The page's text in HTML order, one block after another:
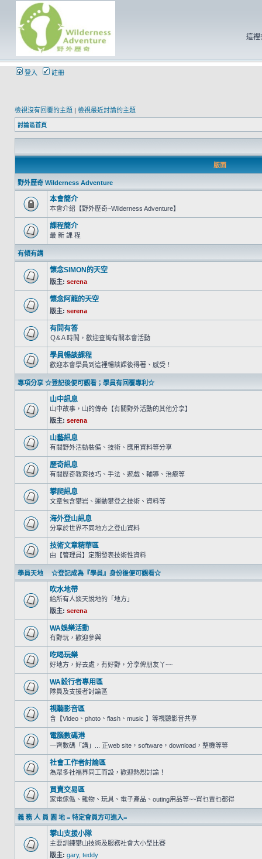
這裡
登入 註冊
檢視沒有回覆的主題 | 檢視最近討論的主題
討論區首頁
版面
野外歷奇 Wilderness Adventure
本會簡介
本會介紹【野外歷奇~Wilderness Adventure】
課程簡介
最 新 課 程
有傾有講
懷念SIMON的天空
版主: serena
懷念阿龍的天空
版主: serena
有問有答
Ｑ&Ａ時間，歡迎查詢有關本會活動
學員暢談課程
歡迎本會學員到這裡暢談課後得著、感受！
專項分享 ☆登記後便可觀看；學員有回覆專利☆
山中訊息
山中故事，山的傳奇【有關野外活動的其他分享】
版主: serena
山藝訊息
有關野外活動裝備、技術、應用資料等分享
歷奇訊息
有關歷奇教育技巧、手法、遊戲、輔導、治療等
攀爬訊息
文章包含攀岩、運動攀登之技術、資料等
海外登山訊息
分享於世界不同地方之登山資料
技術文章精華區
由【管理員】定期發表技術性資料
學員天地 ☆登記成為『學員』身份後便可觀看☆
吹水地帶
給所有人談天說地的「地方」
版主: serena
WA娛樂活動
有野玩，歡迎參與
吃喝玩樂
好地方，好去處，有好野，分享俾朋友丫~~
WA毅行者專用區
隊員及支援者討論區
視聽影音區
含【Video、photo、flash、music 】等視聽影音共享
電腦數碼港
一齊數碼「講」... 正web site，software，download，整機等等
社會工作者討論區
為眾多社福界同工而設，歡迎熱烈討論！
買賣交易區
家電傢俬、雜物、玩具、電子產品、outing用品等~~買乜賣乜都得
義 務 人 員 園 地 = 特定會員方可進入=
攀山支援小隊
主要訓練攀山技術及服務社會大小型比賽
版主: gary, teddy